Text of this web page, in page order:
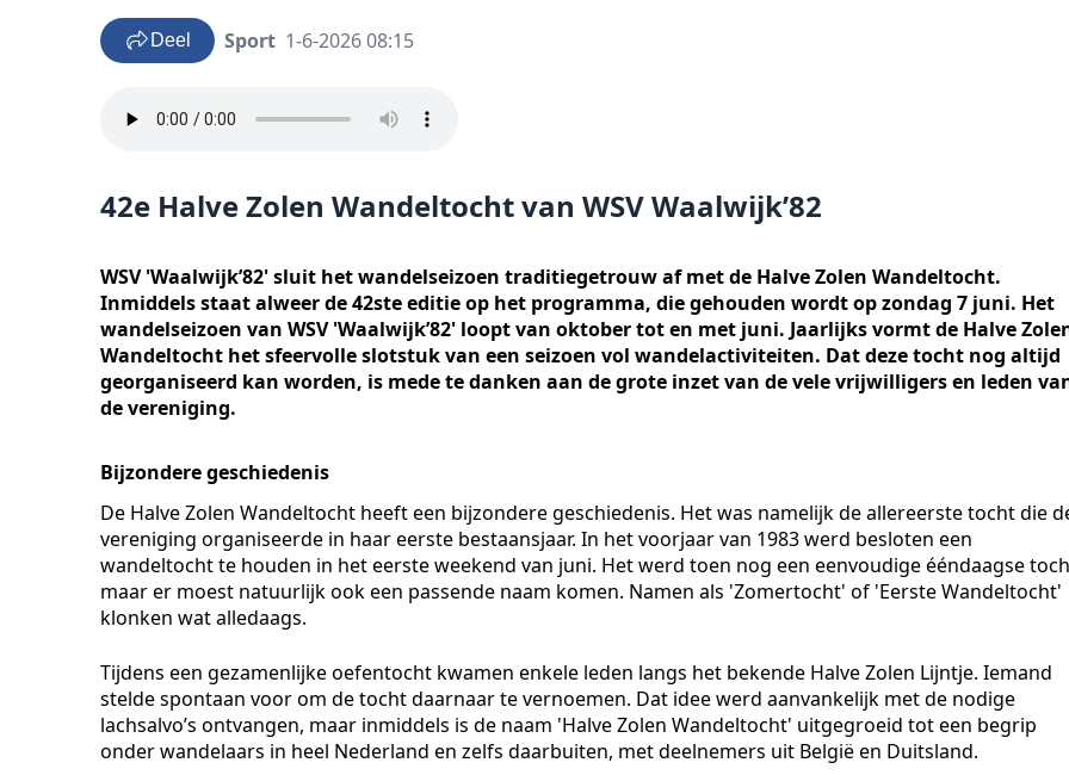
Deel Sport 1-6-2026 08:15
42e Halve Zolen Wandeltocht van WSV Waalwijk’82
WSV 'Waalwijk’82' sluit het wandelseizoen traditiegetrouw af met de Halve Zolen Wandeltocht.
Inmiddels staat alweer de 42ste editie op het programma, die gehouden wordt op zondag 7 juni. Het
wandelseizoen van WSV 'Waalwijk’82' loopt van oktober tot en met juni. Jaarlijks vormt de Halve
Wandeltocht het sfeervolle slotstuk van een seizoen vol wandelactiviteiten. Dat deze tocht nog altijd
georganiseerd kan worden, is mede te danken aan de grote inzet van de vele vrijwilligers en leden
de vereniging.
Bijzondere geschiedenis
De Halve Zolen Wandeltocht heeft een bijzondere geschiedenis. Het was namelijk de allereerste tocht die
vereniging organiseerde in haar eerste bestaansjaar. In het voorjaar van 1983 werd besloten een
wandeltocht te houden in het eerste weekend van juni. Het werd toen nog een eenvoudige ééndaagse
maar er moest natuurlijk ook een passende naam komen. Namen als 'Zomertocht' of 'Eerste Wandeltocht'
klonken wat alledaags.
Tijdens een gezamenlijke oefentocht kwamen enkele leden langs het bekende Halve Zolen Lijntje. Iemand
stelde spontaan voor om de tocht daarnaar te vernoemen. Dat idee werd aanvankelijk met de nodige
lachsalvo’s ontvangen, maar inmiddels is de naam 'Halve Zolen Wandeltocht' uitgegroeid tot een begrip
onder wandelaars in heel Nederland en zelfs daarbuiten, met deelnemers uit België en Duitsland.